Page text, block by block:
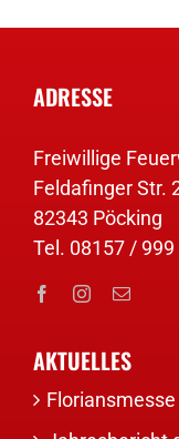
ADRESSE
Freiwillige
Feldafinger Str.
82343 Pöcking
Tel. 08157 / 999
AKTUELLES